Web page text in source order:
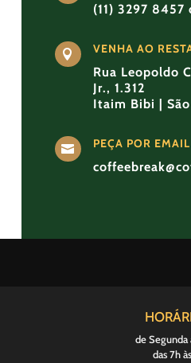
(11) 3297
 VENHA AO
Rua Leopoldo
Jr., 1.312
Itaim Bibi | São
 PEÇA POR EMAIL
de Segunda
das 7h